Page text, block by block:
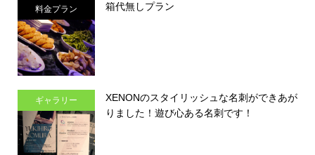
料金プラン 箱代無しプラン
ギャラリー
XENONのスタイリッシュな名刺ができあが
りました！遊び心ある名刺です！